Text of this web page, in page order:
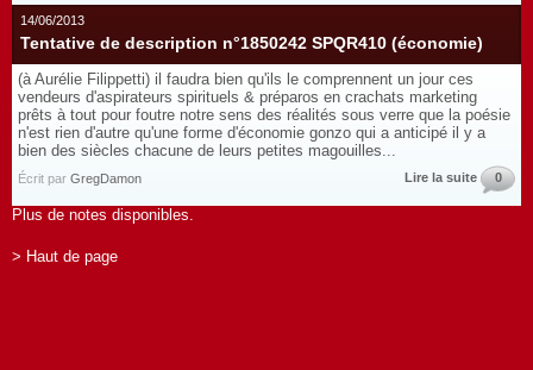
14/06/2013
Tentative de description n°1850242 SPQR410 (économie)
(à Aurélie Filippetti) il faudra bien qu'ils le comprennent un jour ces
vendeurs d'aspirateurs spirituels & préparos en crachats marketing
prêts à tout pour foutre notre sens des réalités sous verre que la poésie
n'est rien d'autre qu'une forme d'économie gonzo qui a anticipé il y a
bien des siècles chacune de leurs petites magouilles...
Écrit par GregDamon Lire la suite 0
Plus de notes disponibles.
> Haut de page